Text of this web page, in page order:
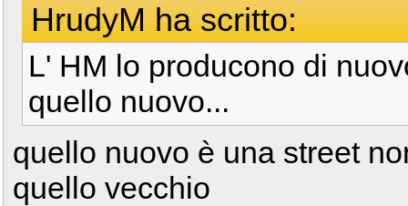
HrudyM ha scritto:
L' HM lo producono di
quello nuovo...
quello nuovo è una street
quello vecchio